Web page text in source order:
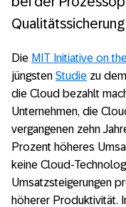
Die MIT Initiative on
jüngsten Studie zu
die Cloud bezahlt
Unternehmen, die
vergangenen zehn
Prozent höheres
keine Cloud-
Umsatzsteigerungen
höherer Produktivität.